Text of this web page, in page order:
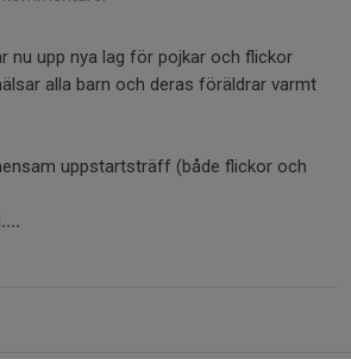
nu upp nya lag för pojkar och flickor
alla barn och deras föräldrar varmt
uppstartsträff (både flickor och